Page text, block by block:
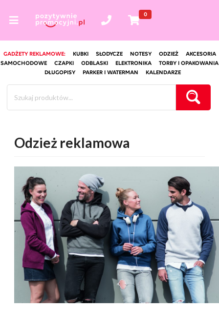
0
GADŻETY REKLAMOWE: KUBKI SŁODYCZE NOTESY ODZIEŻ
AKCESORIA
SAMOCHODOWE
CZAPKI ODBLASKI ELEKTRONIKA
TORBY I OPAKOWANIA
DŁUGOPISY
PARKER I WATERMAN KALENDARZE
Odzież reklamowa